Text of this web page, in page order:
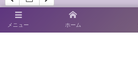
メニュー ホーム